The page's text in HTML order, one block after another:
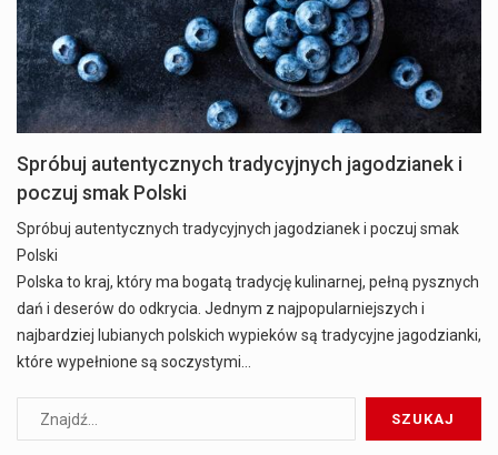
Spróbuj autentycznych tradycyjnych jagodzianek i
poczuj smak Polski
Spróbuj autentycznych tradycyjnych jagodzianek i poczuj smak
Polski
Polska to kraj, który ma bogatą tradycję kulinarnej, pełną pysznych
dań i deserów do odkrycia. Jednym z najpopularniejszych i
najbardziej lubianych polskich wypieków są tradycyjne jagodzianki,
które wypełnione są soczystymi…